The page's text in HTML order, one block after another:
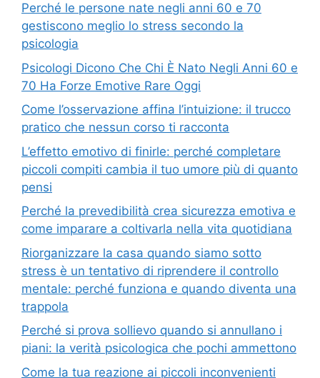
Perché le persone nate negli anni 60 e 70
gestiscono meglio lo stress secondo la
psicologia
Psicologi Dicono Che Chi È Nato Negli Anni 60 e
70 Ha Forze Emotive Rare Oggi
Come l’osservazione affina l’intuizione: il trucco
pratico che nessun corso ti racconta
L’effetto emotivo di finirle: perché completare
piccoli compiti cambia il tuo umore più di quanto
pensi
Perché la prevedibilità crea sicurezza emotiva e
come imparare a coltivarla nella vita quotidiana
Riorganizzare la casa quando siamo sotto
stress è un tentativo di riprendere il controllo
mentale: perché funziona e quando diventa una
trappola
Perché si prova sollievo quando si annullano i
piani: la verità psicologica che pochi ammettono
Come la tua reazione ai piccoli inconvenienti